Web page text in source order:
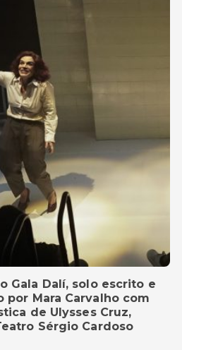
Gala Dalí, solo escrito e
por Mara Carvalho com
de Ulysses Cruz,
Sérgio Cardoso